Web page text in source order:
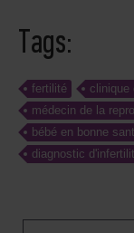
Tags:
fertilité clinique
médecin de la
bébé en bonne
diagnostic